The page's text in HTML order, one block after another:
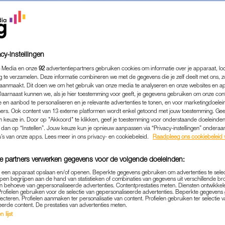
RAVEN VAN
FOTO'S VAN REIS
ENTERTAINMENT| LEKKER LOEREN
25-03-2025 | ROBIN SWINKELS
social media? Je ziet het in de social rubriek:
fijn dat je erover kunt meepraten.
instellingen
en onze 92 advertentiepartners gebruiken cookies om informatie over je apparaat,
te verzamelen. Deze informatie combineren we met de gegevens die je zelf deelt met ons,
Dit doen we om het gebruik van onze media te analyseren en onze websites en
kunnen we, als je hier toestemming voor geeft, je gegevens gebruiken om onze
en aanbod te personaliseren en je relevante advertenties te tonen, en voor
Ook content van 13 externe platformen wordt enkel getoond met jouw toestemming.
keuze in. Door op "Akkoord" te klikken, geef je toestemming voor onderstaande
op “Instellen”. Jouw keuze kun je opnieuw aanpassen via “Privacy-instellingen”
van onze apps. Lees meer in ons privacy- en cookiebeleid.
Raadpleeg ons cookiebeleid
partners verwerken gegevens voor de volgende doeleinden:
apparaat opslaan en/of openen. Beperkte gegevens gebruiken om advertenties te
begrijpen aan de hand van statistieken of combinaties van gegevens uit verschillende
behoeve van gepersonaliseerde advertenties. Contentprestaties meten. Diensten
gebruiken voor de selectie van gepersonaliseerde advertenties. Beperkte
Profielen aanmaken ter personalisatie van content. Profielen gebruiken ter selectie
content. De prestaties van advertenties meten.
lijst